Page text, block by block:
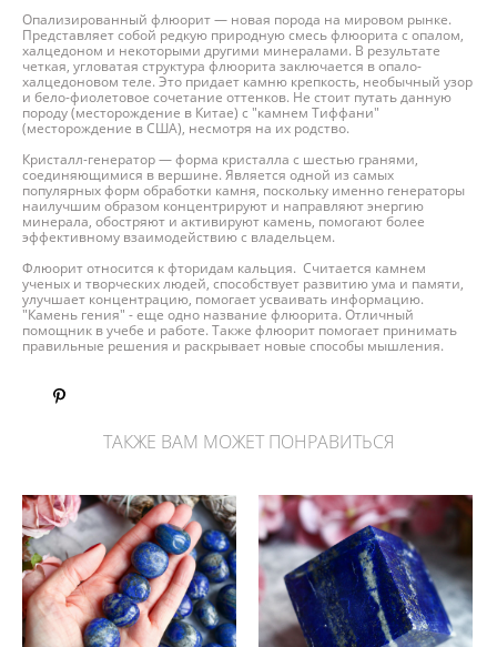
Опализированный флюорит — новая порода на мировом рынке.
Представляет собой редкую природную смесь флюорита с опалом,
халцедоном и некоторыми другими минералами. В результате
четкая, угловатая структура флюорита заключается в опало-
халцедоновом теле. Это придает камню крепкость, необычный узор
и бело-фиолетовое сочетание оттенков. Не стоит путать данную
породу (месторождение в Китае) с "камнем Тиффани"
(месторождение в США), несмотря на их родство.
Кристалл-генератор — форма кристалла с шестью гранями,
соединяющимися в вершине. Является одной из самых
популярных форм обработки камня, поскольку именно генераторы
наилучшим образом концентрируют и направляют энергию
минерала, обостряют и активируют камень, помогают более
эффективному взаимодействию с владельцем.
Флюорит относится к фторидам кальция. Считается камнем
ученых и творческих людей, способствует развитию ума и памяти,
улучшает концентрацию, помогает усваивать информацию.
"Камень гения" - еще одно название флюорита. Отличный
помощник в учебе и работе. Также флюорит помогает принимать
правильные решения и раскрывает новые способы мышления.
ТАКЖЕ ВАМ МОЖЕТ ПОНРАВИТЬСЯ